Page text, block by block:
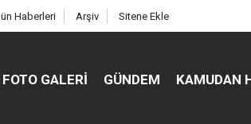
Haberleri Arşiv Sitene Ekle
FOTO GALERI GÜNDEM KAMUDAN